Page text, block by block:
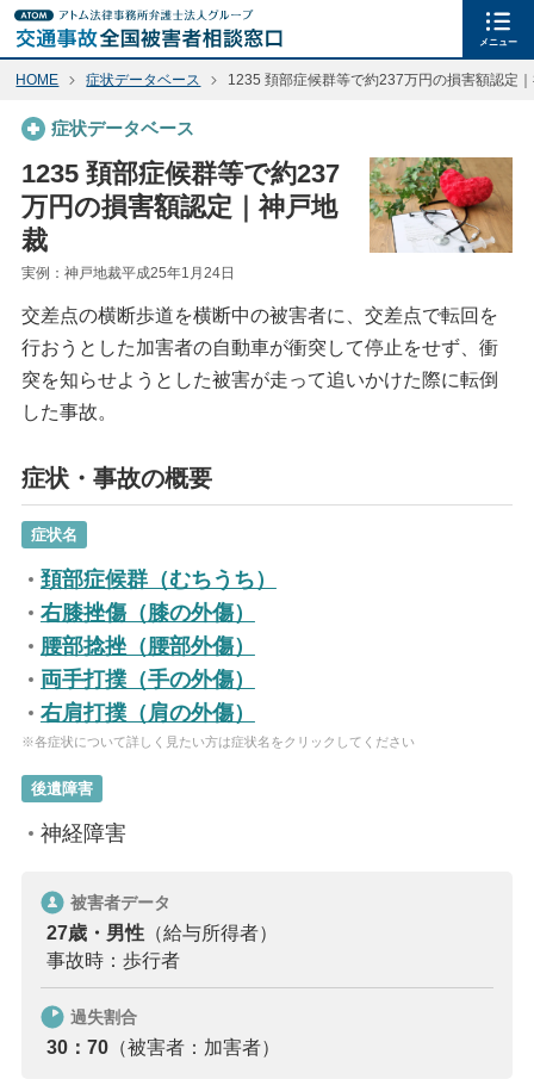
メニュー
HOME 症状データベース 1235 頚部症候群等で約237万円の損害額認定
症状データベース
1235 頚部症候群等で約237
万円の損害額認定｜神戸地
裁
実例：神戸地裁平成25年1月24日
交差点の横断歩道を横断中の被害者に、交差点で転回を
行おうとした加害者の自動車が衝突して停止をせず、衝
突を知らせようとした被害が走って追いかけた際に転倒
した事故。
症状・事故の概要
症状名
頚部症候群（むちうち）
右膝挫傷（膝の外傷）
腰部捻挫（腰部外傷）
両手打撲（手の外傷）
右肩打撲（肩の外傷）
※各症状について詳しく見たい方は症状名をクリックしてください
後遺障害
神経障害
被害者データ
27歳・男性 （給与所得者）
事故時：歩行者
過失割合
30：70 （被害者：加害者）